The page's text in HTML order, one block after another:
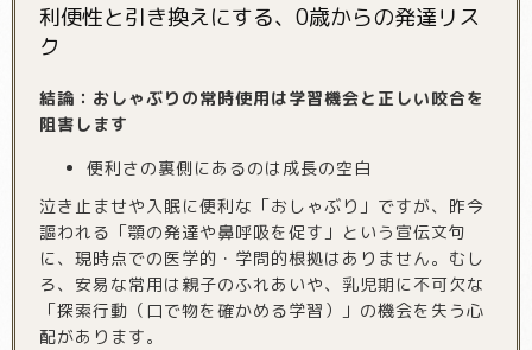
利便性と引き換えにする、0歳からの発達リス
ク
結論：おしゃぶりの常時使用は学習機会と正しい咬合を
阻害します
便利さの裏側にあるのは成長の空白
泣き止ませや入眠に便利な「おしゃぶり」ですが、昨今
謳われる「顎の発達や鼻呼吸を促す」という宣伝文句
に、現時点での医学的・学問的根拠はありません。むし
ろ、安易な常用は親子のふれあいや、乳児期に不可欠な
「探索行動（口で物を確かめる学習）」の機会を失う心
配があります。